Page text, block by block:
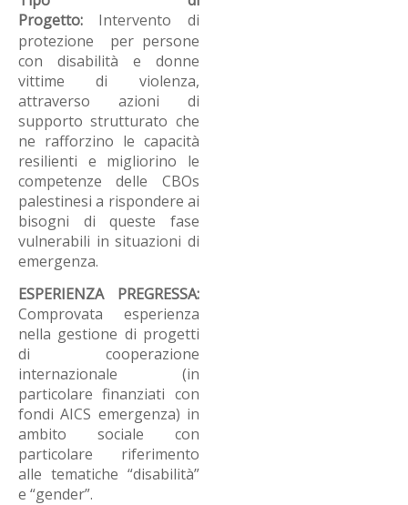
Progetto:
Intervento di
protezione
per persone
con disabilità e donne
vittime di violenza,
attraverso azioni di
supporto strutturato che
ne rafforzino le capacità
resilienti e migliorino le
competenze delle CBOs
palestinesi a rispondere ai
bisogni di queste fase
vulnerabili in situazioni di
emergenza.
ESPERIENZA PREGRESSA:
Comprovata esperienza
nella gestione di progetti
di cooperazione
internazionale (in
particolare finanziati con
fondi AICS emergenza) in
ambito sociale con
particolare riferimento
alle tematiche “disabilità”
e “gender”.